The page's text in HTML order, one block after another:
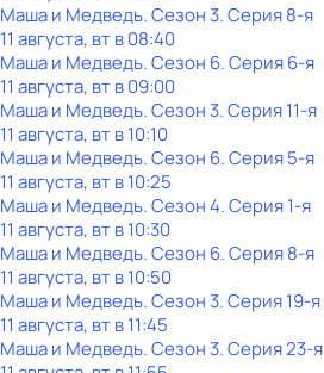
Маша и Медведь. Сезон 3. Серия 8-я
11 августа, вт в 08:40
Маша и Медведь. Сезон 6. Серия 6-я
11 августа, вт в 09:00
Маша и Медведь. Сезон 3. Серия 11-я
11 августа, вт в 10:10
Маша и Медведь. Сезон 6. Серия 5-я
11 августа, вт в 10:25
Маша и Медведь. Сезон 4. Серия 1-я
11 августа, вт в 10:30
Маша и Медведь. Сезон 6. Серия 8-я
11 августа, вт в 10:50
Маша и Медведь. Сезон 3. Серия 19-я
11 августа, вт в 11:45
Маша и Медведь. Сезон 3. Серия 23-я